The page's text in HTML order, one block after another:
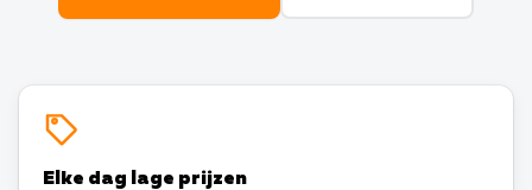
Elke dag lage prijzen